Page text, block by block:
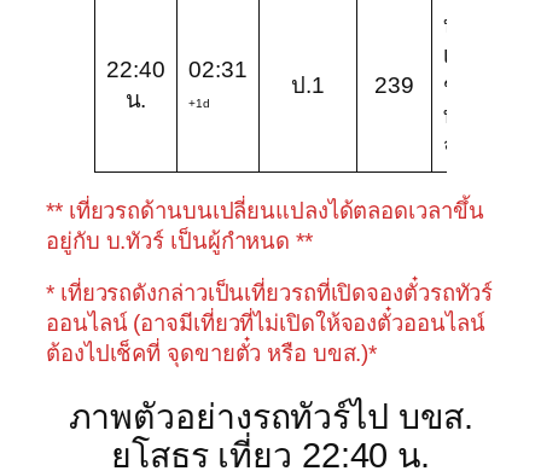
22:40
น.
02:31
+1d
ป.1 239
บริษัท
เชิด
ชัย
ทัวร์
จำกัด
** เที่ยวรถด้านบนเปลี่ยนแปลงได้ตลอดเวลาขึ้น
อยู่กับ บ.ทัวร์ เป็นผู้กำหนด **
* เที่ยวรถดังกล่าวเป็นเที่ยวรถที่เปิดจองตั๋วรถทัวร์
ออนไลน์ (อาจมีเที่ยวที่ไม่เปิดให้จองตั๋วออนไลน์
ต้องไปเช็คที่ จุดขายตั๋ว หรือ บขส.)*
ภาพตัวอย่างรถทัวร์ไป บขส.
ยโสธร เที่ยว 22:40 น.